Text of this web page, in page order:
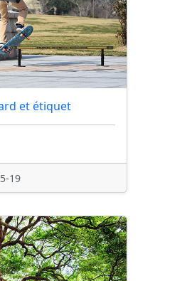
et étiquet
19